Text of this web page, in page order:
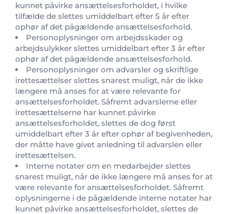
kunnet påvirke ansættelsesforholdet, i hvilke
tilfælde de slettes umiddelbart efter 5 år efter
ophør af det pågældende ansættelsesforhold.
Personoplysninger om arbejdsskader og
arbejdsulykker slettes umiddelbart efter 3 år efter
ophør af det pågældende ansættelsesforhold.
Personoplysninger om advarsler og skriftlige
irettesættelser slettes snarest muligt, når de ikke
længere må anses for at være relevante for
ansættelsesforholdet. Såfremt advarslerne eller
irettesættelserne har kunnet påvirke
ansættelsesforholdet, slettes de dog først
umiddelbart efter 3 år efter ophør af begivenheden,
der måtte have givet anledning til advarslen eller
irettesættelsen.
Interne notater om en medarbejder slettes
snarest muligt, når de ikke længere må anses for at
være relevante for ansættelsesforholdet. Såfremt
oplysningerne i de pågældende interne notater har
kunnet påvirke ansættelsesforholdet, slettes de